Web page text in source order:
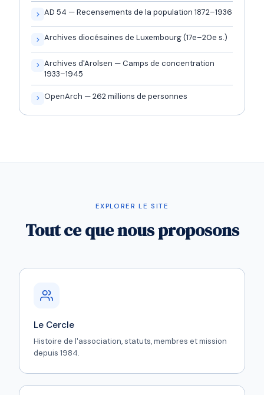
AD 54 — Recensements de la population 1872–1936
Archives diocésaines de Luxembourg (17e–20e s.)
Archives d'Arolsen — Camps de concentration
1933–1945
OpenArch — 262 millions de personnes
EXPLORER LE SITE
Tout ce que nous proposons
Le Cercle
Histoire de l'association, statuts, membres et mission
depuis 1984.